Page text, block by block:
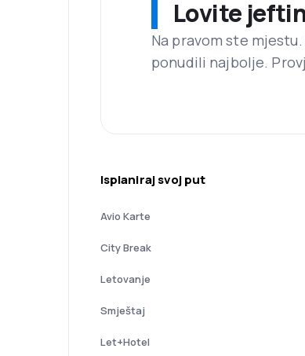
Lovite
Na pravom ste
ponudili najbolje.
Isplaniraj svoj put
Avio Karte
City Break
Letovanje
Smještaj
Let+Hotel